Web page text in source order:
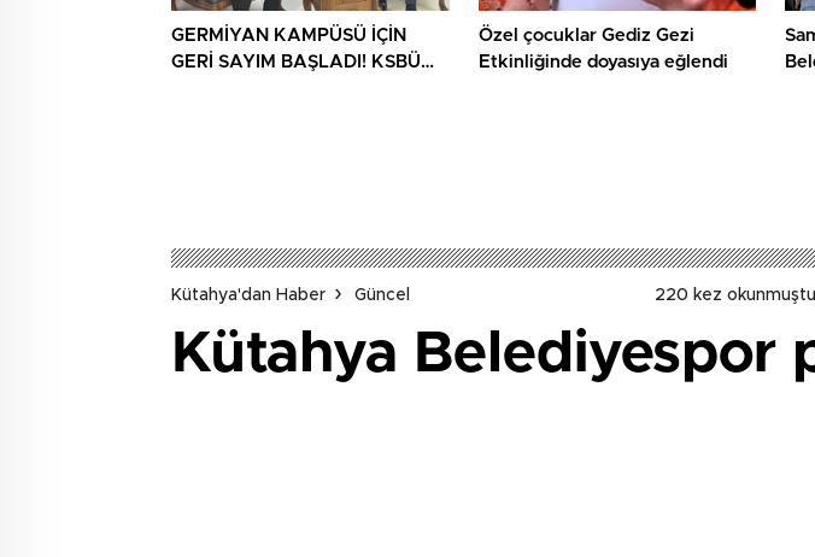
GERMİYAN KAMPÜSÜ İÇİN
GERİ SAYIM BAŞLADI! KSBÜ
Özel çocuklar Gediz Gezi
Etkinliğinde doyasıya eğlendi
Kütahya'dan Haber Güncel 220 kez
Kütahya Belediyespor